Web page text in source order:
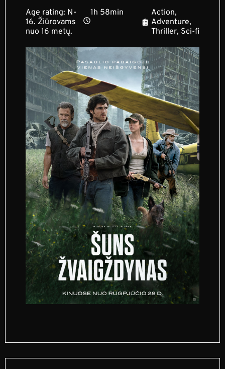
Age rating: N-
16. Žiūrovams
nuo 16 metų.
1h 58min
Action,
Adventure,
Thriller, Sci-fi